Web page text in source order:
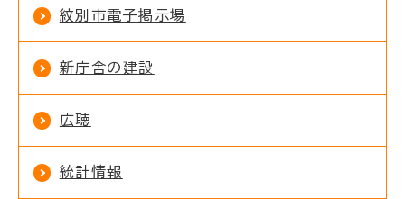
紋別市電子掲示場
新庁舎の建設
広聴
統計情報